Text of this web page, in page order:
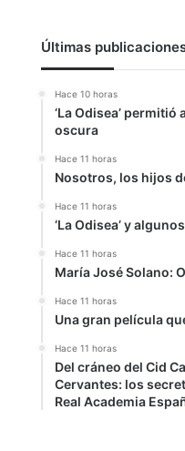
Últimas
Hace 10 horas
‘La Odisea’ permitió
oscura
Hace 11 horas
Nosotros, los hijos
Hace 11 horas
‘La Odisea’ y
Hace 11 horas
María José Solano:
Hace 11 horas
Una gran película
Hace 11 horas
Del cráneo del Cid
Cervantes: los
Real Academia